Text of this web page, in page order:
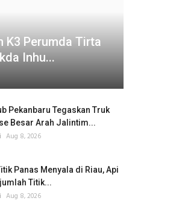
K3 Perumda Tirta
Inhu...
Pekanbaru Tegaskan Truk
Besar Arah Jalintim...
Aug 8, 2026
Panas Menyala di Riau, Api
Titik...
Aug 8, 2026